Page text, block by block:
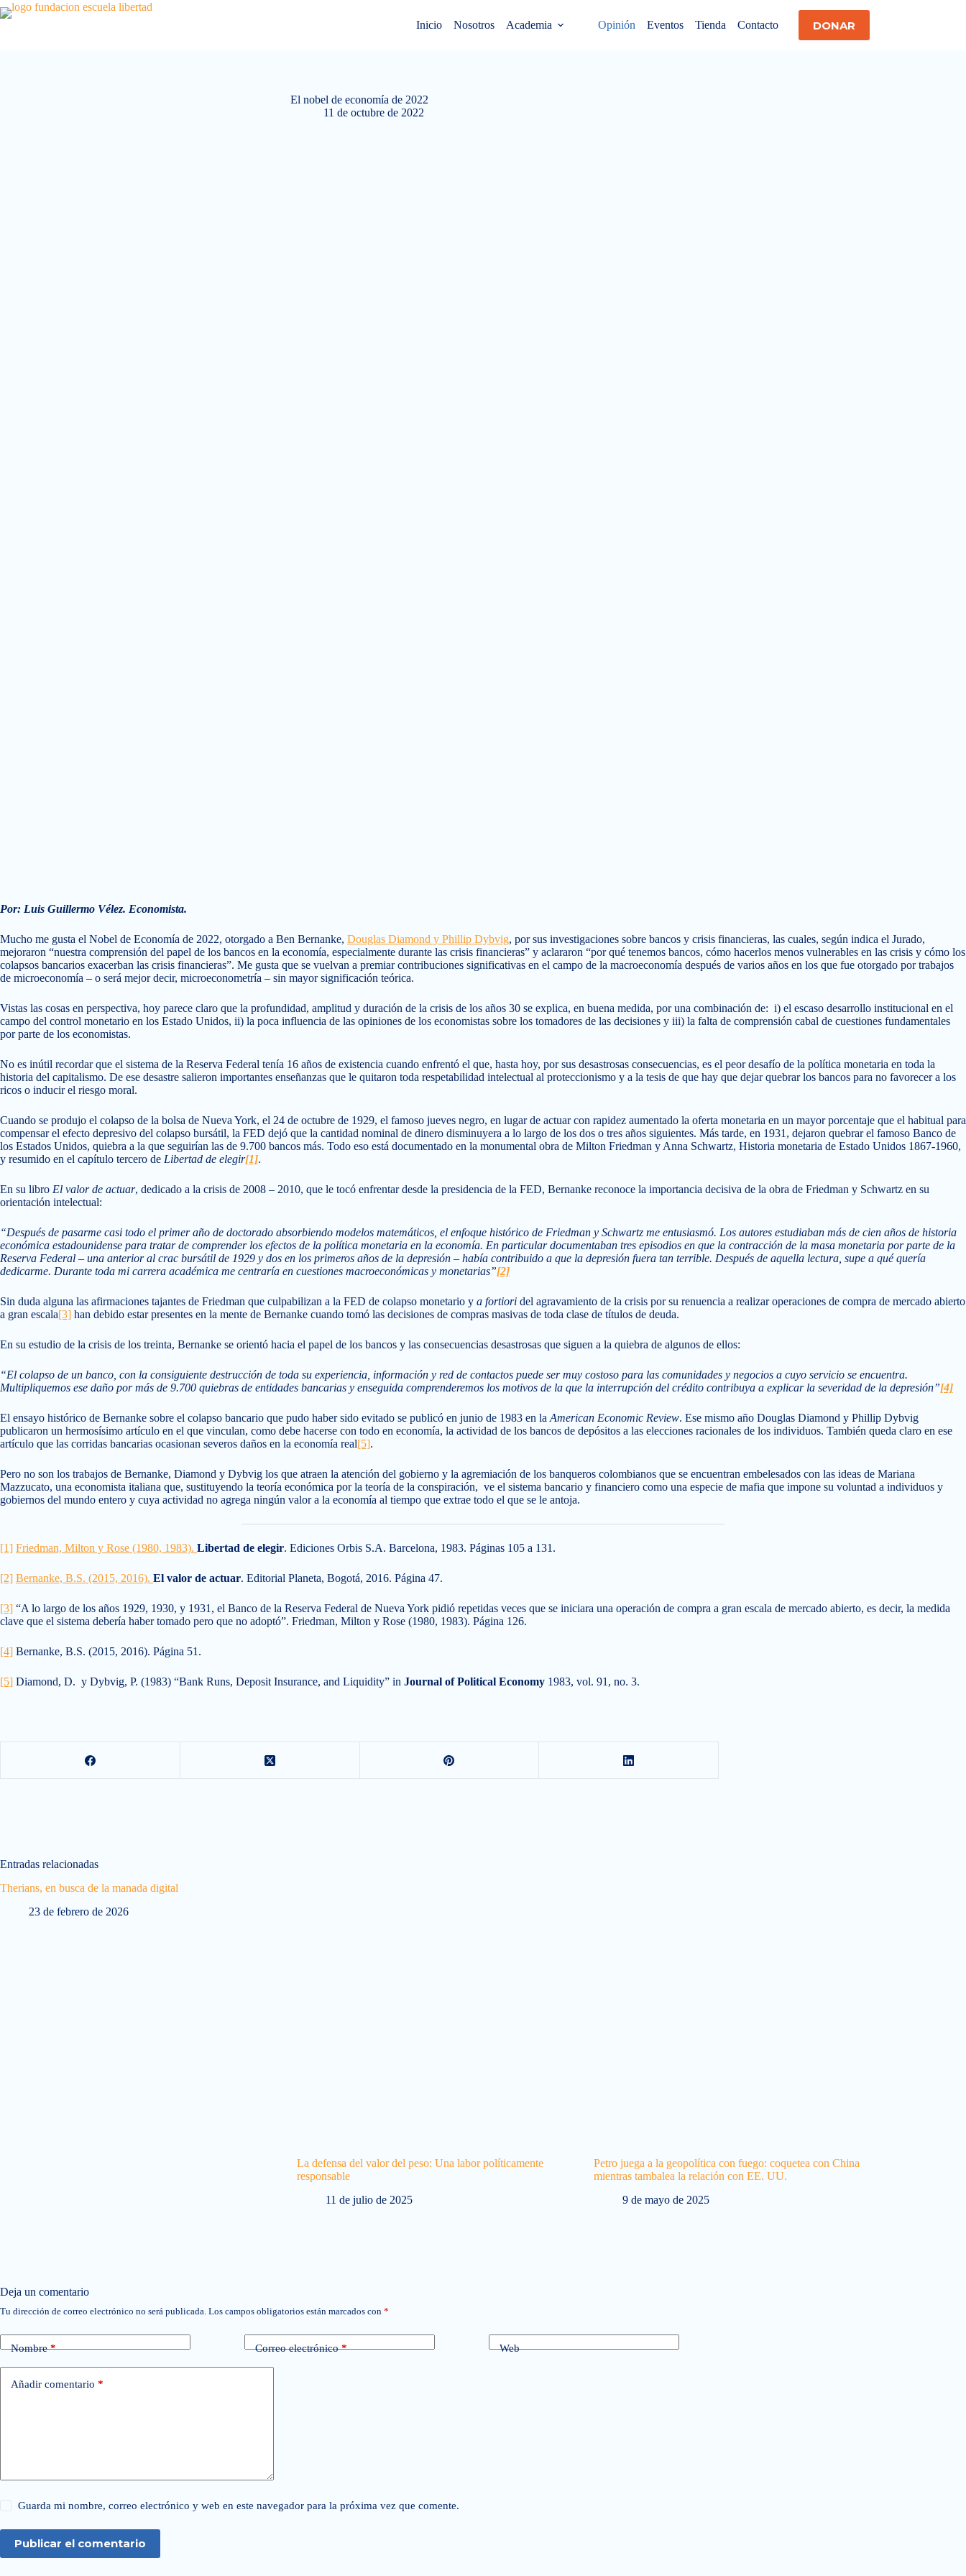
Saltar
al
Inicio Nosotros Academia Opinión Eventos Tienda Contacto DONAR
El nobel de economía de 2022
11 de octubre de 2022
Por: Luis Guillermo Vélez. Economista.
Mucho me gusta el Nobel de Economía de 2022, otorgado a Ben Bernanke, Douglas Diamond y Phillip Dybvig, por sus investigaciones sobre bancos y crisis financieras, las cuales, según indica el Jurado,
mejoraron “nuestra comprensión del papel de los bancos en la economía, especialmente durante las crisis financieras” y aclararon “por qué tenemos bancos, cómo hacerlos menos vulnerables en las crisis y cómo los
colapsos bancarios exacerban las crisis financieras”. Me gusta que se vuelvan a premiar contribuciones significativas en el campo de la macroeconomía después de varios años en los que fue otorgado por trabajos
de microeconomía – o será mejor decir, microeconometría – sin mayor significación teórica.
Vistas las cosas en perspectiva, hoy parece claro que la profundidad, amplitud y duración de la crisis de los años 30 se explica, en buena medida, por una combinación de: i) el escaso desarrollo institucional en el
campo del control monetario en los Estado Unidos, ii) la poca influencia de las opiniones de los economistas sobre los tomadores de las decisiones y iii) la falta de comprensión cabal de cuestiones fundamentales
por parte de los economistas.
No es inútil recordar que el sistema de la Reserva Federal tenía 16 años de existencia cuando enfrentó el que, hasta hoy, por sus desastrosas consecuencias, es el peor desafío de la política monetaria en toda la
historia del capitalismo. De ese desastre salieron importantes enseñanzas que le quitaron toda respetabilidad intelectual al proteccionismo y a la tesis de que hay que dejar quebrar los bancos para no favorecer a los
ricos o inducir el riesgo moral.
Cuando se produjo el colapso de la bolsa de Nueva York, el 24 de octubre de 1929, el famoso jueves negro, en lugar de actuar con rapidez aumentado la oferta monetaria en un mayor porcentaje que el habitual para
compensar el efecto depresivo del colapso bursátil, la FED dejó que la cantidad nominal de dinero disminuyera a lo largo de los dos o tres años siguientes. Más tarde, en 1931, dejaron quebrar el famoso Banco de
los Estados Unidos, quiebra a la que seguirían las de 9.700 bancos más. Todo eso está documentado en la monumental obra de Milton Friedman y Anna Schwartz, Historia monetaria de Estado Unidos 1867-1960,
y resumido en el capítulo tercero de Libertad de elegir[1].
En su libro El valor de actuar, dedicado a la crisis de 2008 – 2010, que le tocó enfrentar desde la presidencia de la FED, Bernanke reconoce la importancia decisiva de la obra de Friedman y Schwartz en su
orientación intelectual:
“Después de pasarme casi todo el primer año de doctorado absorbiendo modelos matemáticos, el enfoque histórico de Friedman y Schwartz me entusiasmó. Los autores estudiaban más de cien años de historia
económica estadounidense para tratar de comprender los efectos de la política monetaria en la economía. En particular documentaban tres episodios en que la contracción de la masa monetaria por parte de la
Reserva Federal – una anterior al crac bursátil de 1929 y dos en los primeros años de la depresión – había contribuido a que la depresión fuera tan terrible. Después de aquella lectura, supe a qué quería
dedicarme. Durante toda mi carrera académica me centraría en cuestiones macroeconómicas y monetarias”[2]
Sin duda alguna las afirmaciones tajantes de Friedman que culpabilizan a la FED de colapso monetario y a fortiori del agravamiento de la crisis por su renuencia a realizar operaciones de compra de mercado abierto
a gran escala[3] han debido estar presentes en la mente de Bernanke cuando tomó las decisiones de compras masivas de toda clase de títulos de deuda.
En su estudio de la crisis de los treinta, Bernanke se orientó hacia el papel de los bancos y las consecuencias desastrosas que siguen a la quiebra de algunos de ellos:
“El colapso de un banco, con la consiguiente destrucción de toda su experiencia, información y red de contactos puede ser muy costoso para las comunidades y negocios a cuyo servicio se encuentra.
Multipliquemos ese daño por más de 9.700 quiebras de entidades bancarias y enseguida comprenderemos los motivos de la que la interrupción del crédito contribuya a explicar la severidad de la depresión”[4]
El ensayo histórico de Bernanke sobre el colapso bancario que pudo haber sido evitado se publicó en junio de 1983 en la American Economic Review. Ese mismo año Douglas Diamond y Phillip Dybvig
publicaron un hermosísimo artículo en el que vinculan, como debe hacerse con todo en economía, la actividad de los bancos de depósitos a las elecciones racionales de los individuos. También queda claro en ese
artículo que las corridas bancarias ocasionan severos daños en la economía real[5].
Pero no son los trabajos de Bernanke, Diamond y Dybvig los que atraen la atención del gobierno y la agremiación de los banqueros colombianos que se encuentran embelesados con las ideas de Mariana
Mazzucato, una economista italiana que, sustituyendo la teoría económica por la teoría de la conspiración, ve el sistema bancario y financiero como una especie de mafia que impone su voluntad a individuos y
gobiernos del mundo entero y cuya actividad no agrega ningún valor a la economía al tiempo que extrae todo el que se le antoja.
[1] Friedman, Milton y Rose (1980, 1983). Libertad de elegir. Ediciones Orbis S.A. Barcelona, 1983. Páginas 105 a 131.
[2] Bernanke, B.S. (2015, 2016). El valor de actuar. Editorial Planeta, Bogotá, 2016. Página 47.
[3] “A lo largo de los años 1929, 1930, y 1931, el Banco de la Reserva Federal de Nueva York pidió repetidas veces que se iniciara una operación de compra a gran escala de mercado abierto, es decir, la medida
clave que el sistema debería haber tomado pero que no adoptó”. Friedman, Milton y Rose (1980, 1983). Página 126.
[4] Bernanke, B.S. (2015, 2016). Página 51.
[5] Diamond, D. y Dybvig, P. (1983) “Bank Runs, Deposit Insurance, and Liquidity” in Journal of Political Economy 1983, vol. 91, no. 3.
Entradas relacionadas
Therians, en busca de la manada digital
23 de febrero de 2026
La defensa del valor del peso: Una labor políticamente
responsable
11 de julio de 2025
Petro juega a la geopolítica con fuego: coquetea con China
mientras tambalea la relación con EE. UU.
9 de mayo de 2025
Deja un comentario
Tu dirección de correo electrónico no será publicada. Los campos obligatorios están marcados con *
Nombre* Correo electrónico* Web
Añadir comentario *
Guarda mi nombre, correo electrónico y web en este navegador para la próxima vez que comente.
Publicar el comentario